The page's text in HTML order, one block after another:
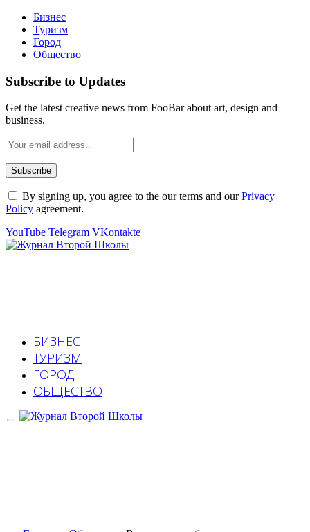
Бизнес
Туризм
Город
Общество
Subscribe to Updates
Get the latest creative news from FooBar about art, design and
business.
By signing up, you agree to the our terms and ourPrivacy
Policy agreement.
YouTube Telegram VKontakte
БИЗНЕС
ТУРИЗМ
ГОРОД
ОБЩЕСТВО